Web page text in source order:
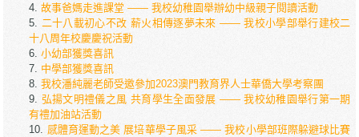
故事爸媽走進課堂 —— 我校幼稚園舉辦幼中級親子閱讀活動
二十八載初心不改 薪火相傳逐夢未來 —— 我校小學部舉行建校二
十八周年校慶慶祝活動
小幼部獲獎喜訊
中學部獲獎喜訊
我校潘純麗老師受邀參加2023澳門教育界人士華僑大學考察團
弘揚文明禮儀之風 共育學生全面發展 —— 我校幼稚園舉行第一期
有禮加油站活動
感體育運動之美 展培華學子風采 —— 我校小學部班際躲避球比賽